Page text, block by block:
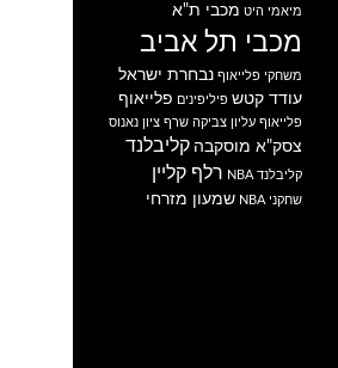
מיאמי היט מכבי ת"א
מכבי תל אביב
משחקי פלייאוף נבחרת ישראל
עודד קטש פיליפינים פלייאוף
פלייאוף עליון צביקה שרף ציון נאנוס
צסק"א מוסקבה קליבלנד
קליבלנד NBA רלף קליין
שחקני NBA שמעון מזרחי